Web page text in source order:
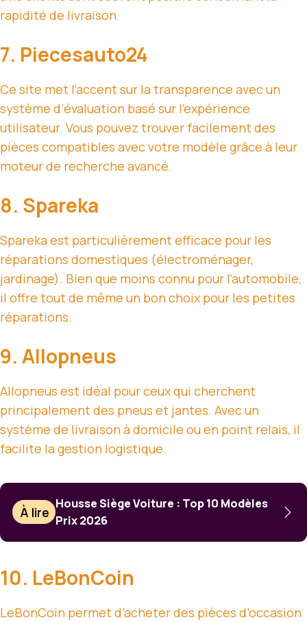
rapidité de livraison.
7. Piecesauto24
Ce site met l’accent sur la transparence avec un
système d’évaluation basé sur l’expérience
utilisateur. Vous pouvez trouver facilement des
pièces compatibles avec votre modèle grâce à leur
moteur de recherche avancé.
8. Spareka
Spareka est particulièrement efficace pour les
réparations domestiques (électroménager,
jardinage). Bien que moins connu pour l’automobile,
il offre tout de même un bon choix pour les petites
réparations.
9. Allopneus
Allopneus est idéal pour ceux qui cherchent
principalement des pneus et jantes. Avec un
système de livraison à domicile ou en point relais, il
facilite la gestion logistique.
À lire
Housse Siège Voiture : Top 10 Modèles
Prix 2026
10. LeBonCoin
LeBonCoin permet d’acheter des pièces d’occasion